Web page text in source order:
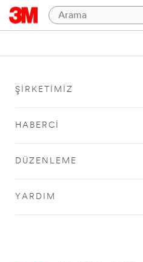
ŞIRKETIMIZ
HABERCI
DÜZENLEME
YARDIM